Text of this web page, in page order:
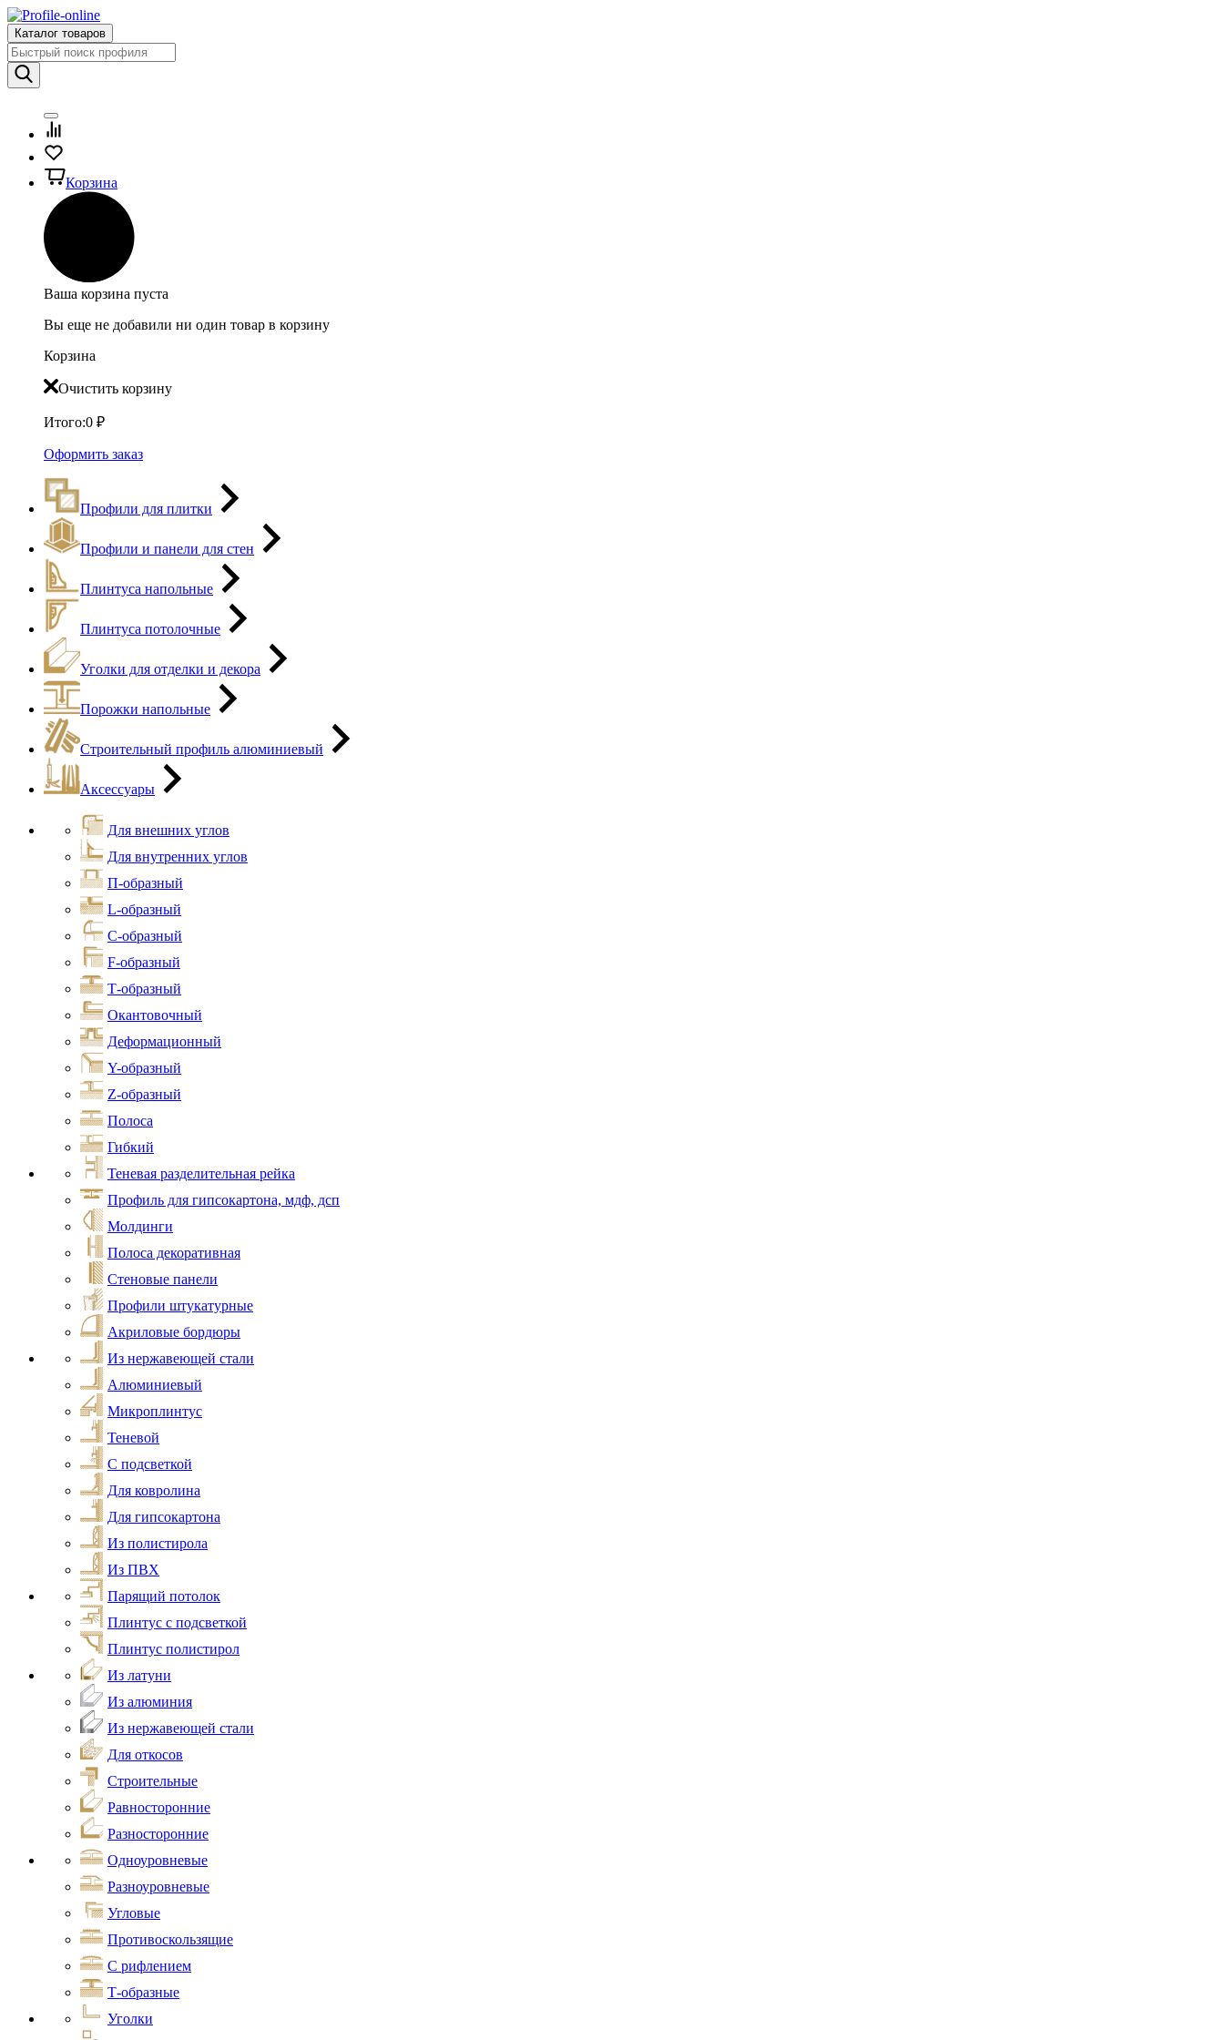
Каталог товаров
Корзина
Ваша корзина пуста
Вы еще не добавили ни один товар в корзину
Корзина
Очистить корзину
Итого:0 ₽
Оформить заказ
Профили для плитки
Профили и панели для стен
Плинтуса напольные
Плинтуса потолочные
Уголки для отделки и декора
Порожки напольные
Строительный профиль алюминиевый
Аксессуары
Для внешних углов
Для внутренних углов
П-образный
L-образный
С-образный
F-образный
Т-образный
Окантовочный
Деформационный
Y-образный
Z-образный
Полоса
Гибкий
Теневая разделительная рейка
Профиль для гипсокартона, мдф, дсп
Молдинги
Полоса декоративная
Стеновые панели
Профили штукатурные
Акриловые бордюры
Из нержавеющей стали
Алюминиевый
Микроплинтус
Теневой
С подсветкой
Для ковролина
Для гипсокартона
Из полистирола
Из ПВХ
Парящий потолок
Плинтус с подсветкой
Плинтус полистирол
Из латуни
Из алюминия
Из нержавеющей стали
Для откосов
Строительные
Равносторонние
Разносторонние
Одноуровневые
Разноуровневые
Угловые
Противоскользящие
С рифлением
Т-образные
Уголки